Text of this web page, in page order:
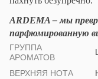
ARDEMA – мы
парфюмированную
ГРУППА
АРОМАТОВ
ВЕРХНЯЯ НОТА